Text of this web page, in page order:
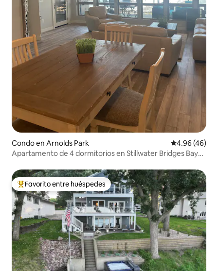
Condo en Arnolds Park Calificación
4.96 (46)
Apartamento de 4 dormitorios en Stillwater Bridges Bay
Favorito entre huéspedes preferido
Favorito entre huéspedes